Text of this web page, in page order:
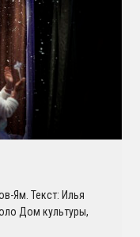
Ям. Текст: Илья
Дом культуры,